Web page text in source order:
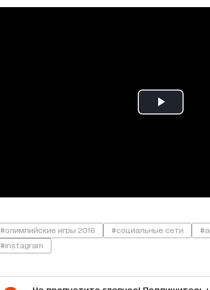
#олимпийские игры 2016 #социальные сети
#instagram